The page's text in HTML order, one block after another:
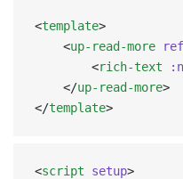
<template>
	<
up-read-more ref
		<
rich-text
	</
up-read-more>
</template>
<script setup>